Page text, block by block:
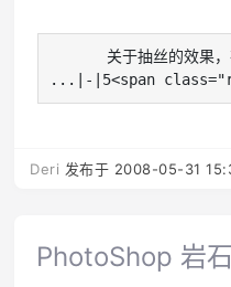
　　关于抽丝的效果
...|-|5<span
Deri 发布于 2008-05-31
PhotoShop 岩